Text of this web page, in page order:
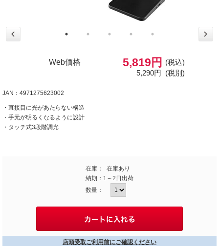
Web価格 5,819円
(税込)
5,290円 (税別)
JAN：4971275623002
・直接目に光があたらない構造
・手元が明るくなるように設計
・タッチ式3段階調光
在庫：
在庫あり
納期： 1～2日出荷
数量：
店頭受取ご利用前にご確認ください